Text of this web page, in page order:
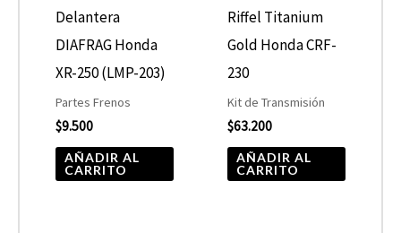
Delantera
DIAFRAG Honda
XR-250 (LMP-203)
Partes Frenos
$9.500
AÑADIR AL
CARRITO
Riffel Titanium
Gold Honda CRF-
230
Kit de Transmisión
$63.200
AÑADIR AL
CARRITO